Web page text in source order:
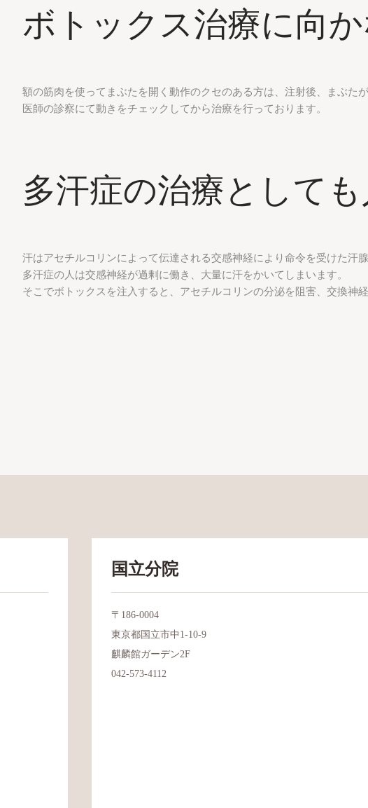
ボトックス治療に向
額の筋肉を使ってまぶたを開く動作のクセのある方は、注射後、まぶた
医師の診察にて動きをチェックしてから治療を行っております。
多汗症の治療として
汗はアセチルコリンによって伝達される交感神経により命令を受けた汗
多汗症の人は交感神経が過剰に働き、大量に汗をかいてしまいます。
そこでボトックスを注入すると、アセチルコリンの分泌を阻害、交換神
国立分院
〒186-0004
東京都国立市中1-10-9
麒麟館ガーデン2F
042-573-4112